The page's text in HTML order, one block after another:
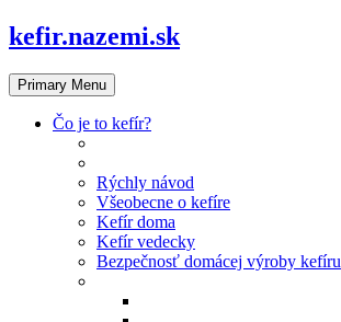
Skip
to
content
kefir.nazemi.sk
Primary Menu
Čo je to kefír?
Rýchly návod
Všeobecne o kefíre
Kefír doma
Kefír vedecky
Bezpečnosť domácej výroby kefíru